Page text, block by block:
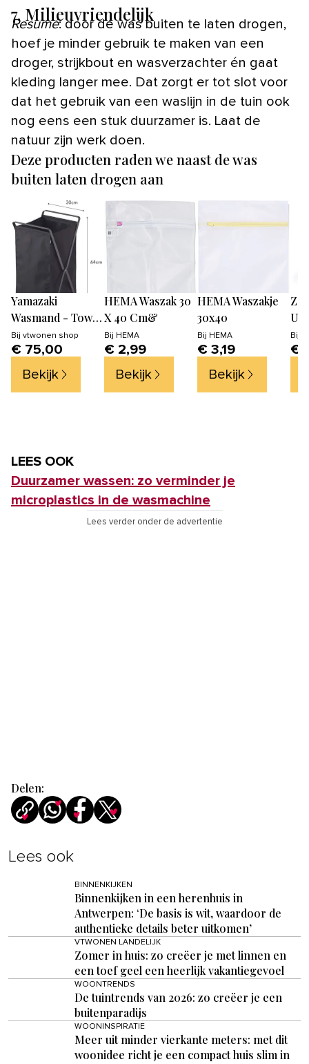
7. Milieuvriendelijk
Resumé: door de was buiten te laten drogen,
hoef je minder gebruik te maken van een
droger, strijkbout en wasverzachter én gaat
kleding langer mee. Dat zorgt er tot slot voor
dat het gebruik van een waslijn in de tuin ook
nog eens een stuk duurzamer is. Laat de
natuur zijn werk doen.
Deze producten raden we naast de was
buiten laten drogen aan
Yamazaki
Wasmand - Tower
- Zwart
Bij vtwonen shop
€ 75,00
Bekijk
HEMA Waszak 30
X 40 Cm&
Bij HEMA
€ 2,99
Bekijk
HEMA Waszakje
30x40
Bij HEMA
€ 3,19
Bekijk
Bij
€
LEES OOK
Duurzamer wassen: zo verminder je
microplastics in de wasmachine
Lees verder onder de advertentie
Delen:
Lees ook
BINNENKIJKEN
Binnenkijken in een herenhuis in
Antwerpen: ‘De basis is wit, waardoor de
authentieke details beter uitkomen’
VTWONEN LANDELIJK
Zomer in huis: zo creëer je met linnen en
een toef geel een heerlijk vakantiegevoel
WOONTRENDS
De tuintrends van 2026: zo creëer je een
buitenparadijs
WOONINSPIRATIE
Meer uit minder vierkante meters: met dit
woonidee richt je een compact huis slim in